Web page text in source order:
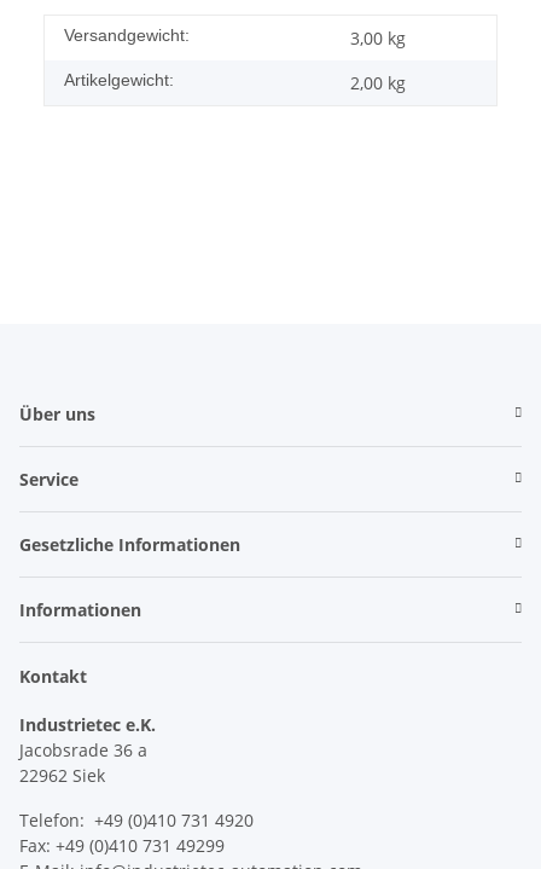
Versandgewicht: 3,00 kg
Artikelgewicht: 2,00 kg
Über uns
Service
Gesetzliche Informationen
Informationen
Kontakt
Industrietec e.K.
Jacobsrade 36 a
22962 Siek
Telefon: +49 (0)410 731 4920
Fax: +49 (0)410 731 49299